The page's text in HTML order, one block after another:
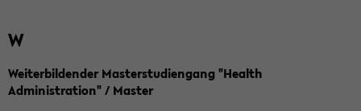
W
Weiterbildender Masterstudiengang "Health
Administration" / Master